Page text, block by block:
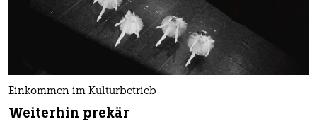
Einkommen im Kulturbetrieb
Weiterhin prekär